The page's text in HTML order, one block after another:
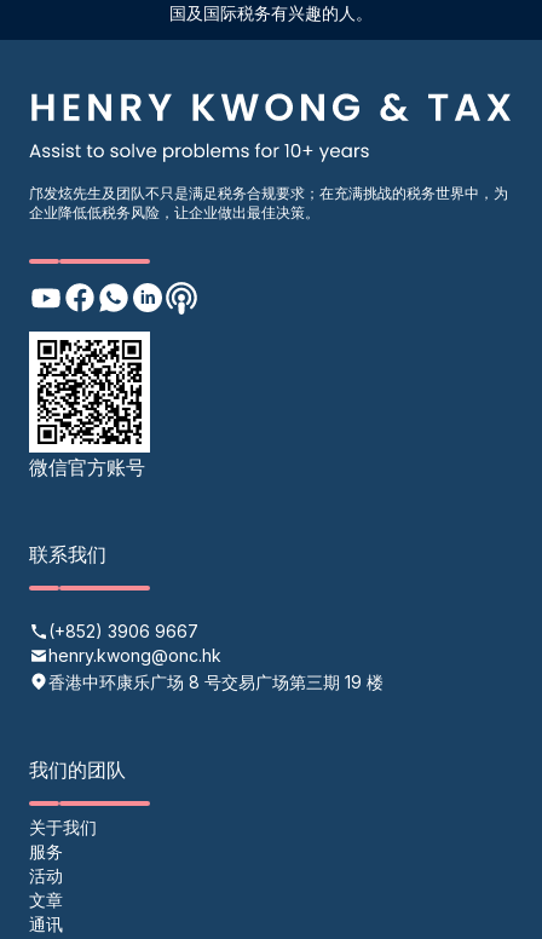
国及国际税务有兴趣的人。
邝发炫先生及团队不只是满足税务合规要求；在充满挑战的税务世界中，为
企业降低低税务风险，让企业做出最佳决策。
微信官方账号
联系我们
(+852) 3906 9667
henry.kwong@onc.hk
香港中环康乐广场 8 号交易广场第三期 19 楼
我们的团队
关于我们
服务
活动
文章
通讯